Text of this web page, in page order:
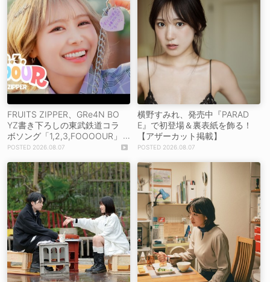
FRUITS ZIPPER、GRe4N BO
YZ書き下ろしの東武鉄道コラ
ボソング「1,2,3,FOOOOUR」
をリリース＆MV公開！
2026.08.07
横野すみれ、発売中『PARAD
E』で初登場＆裏表紙を飾る！
【アザーカット掲載】
2026.08.07